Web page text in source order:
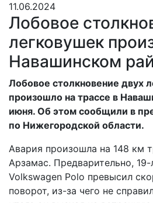
11.06.2024
Лобовое
легковушек
Навашинском
Лобовое столкновение двух
произошло на трассе в
июня. Об этом сообщили в
по Нижегородской области.
Авария произошла на 148 км
Арзамас. Предварительно,
Volkswagen Polo превысил
поворот, из-за чего не